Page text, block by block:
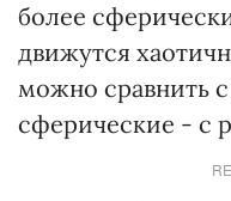
более
движутся
можно сравнить
сферические - с